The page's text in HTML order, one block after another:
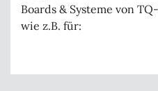
Boards & Systeme von
wie z.B. für: